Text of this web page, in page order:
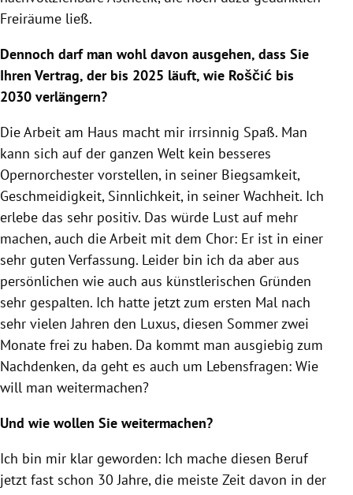
Freiräume ließ.
Dennoch darf man wohl davon ausgehen, dass Sie
Ihren Vertrag, der bis 2025 läuft, wie Roščić bis
2030 verlängern?
Die Arbeit am Haus macht mir irrsinnig Spaß. Man
kann sich auf der ganzen Welt kein besseres
Opernorchester vorstellen, in seiner Biegsamkeit,
Geschmeidigkeit, Sinnlichkeit, in seiner Wachheit. Ich
erlebe das sehr positiv. Das würde Lust auf mehr
machen, auch die Arbeit mit dem Chor: Er ist in einer
sehr guten Verfassung. Leider bin ich da aber aus
persönlichen wie auch aus künstlerischen Gründen
sehr gespalten. Ich hatte jetzt zum ersten Mal nach
sehr vielen Jahren den Luxus, diesen Sommer zwei
Monate frei zu haben. Da kommt man ausgiebig zum
Nachdenken, da geht es auch um Lebensfragen: Wie
will man weitermachen?
Und wie wollen Sie weitermachen?
Ich bin mir klar geworden: Ich mache diesen Beruf
jetzt fast schon 30 Jahre, die meiste Zeit davon in der